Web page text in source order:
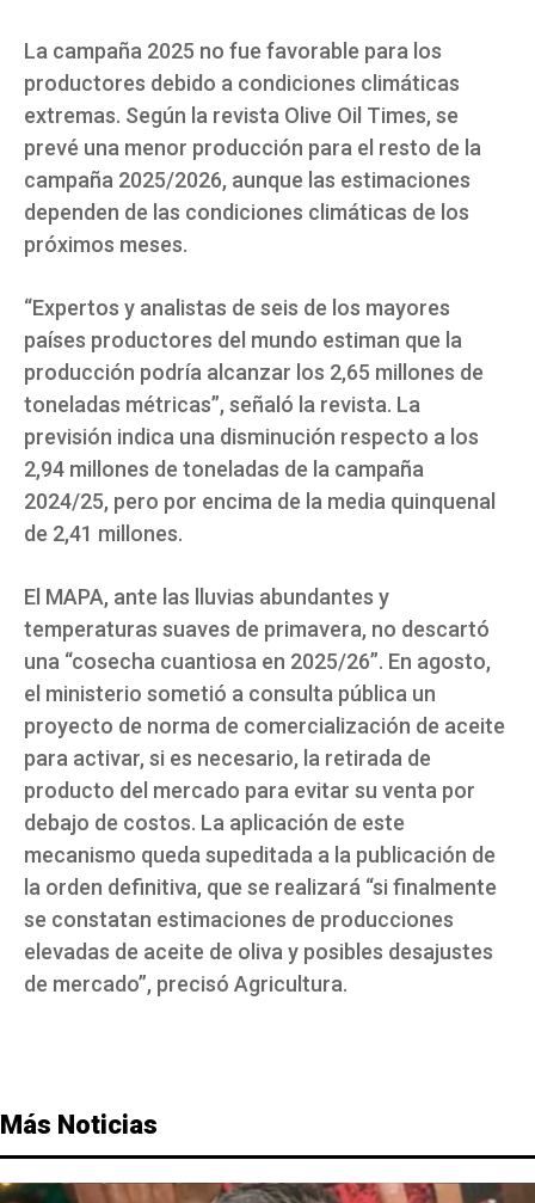
La campaña 2025 no fue favorable para los
productores debido a condiciones climáticas
extremas. Según la revista Olive Oil Times, se
prevé una menor producción para el resto de la
campaña 2025/2026, aunque las estimaciones
dependen de las condiciones climáticas de los
próximos meses.
“Expertos y analistas de seis de los mayores
países productores del mundo estiman que la
producción podría alcanzar los 2,65 millones de
toneladas métricas”, señaló la revista. La
previsión indica una disminución respecto a los
2,94 millones de toneladas de la campaña
2024/25, pero por encima de la media quinquenal
de 2,41 millones.
El MAPA, ante las lluvias abundantes y
temperaturas suaves de primavera, no descartó
una “cosecha cuantiosa en 2025/26”. En agosto,
el ministerio sometió a consulta pública un
proyecto de norma de comercialización de aceite
para activar, si es necesario, la retirada de
producto del mercado para evitar su venta por
debajo de costos. La aplicación de este
mecanismo queda supeditada a la publicación de
la orden definitiva, que se realizará “si finalmente
se constatan estimaciones de producciones
elevadas de aceite de oliva y posibles desajustes
de mercado”, precisó Agricultura.
Más Noticias